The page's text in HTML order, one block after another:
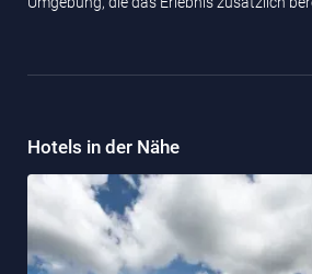
Hotels in der Nähe